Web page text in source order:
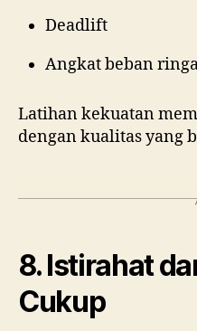
Deadlift
Angkat beban
Latihan kekuatan
dengan kualitas yang
8. Istirahat
Cukup